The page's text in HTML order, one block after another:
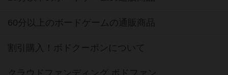
60分以上のボードゲームの通販商品
割引購入！ボドクーポンについて